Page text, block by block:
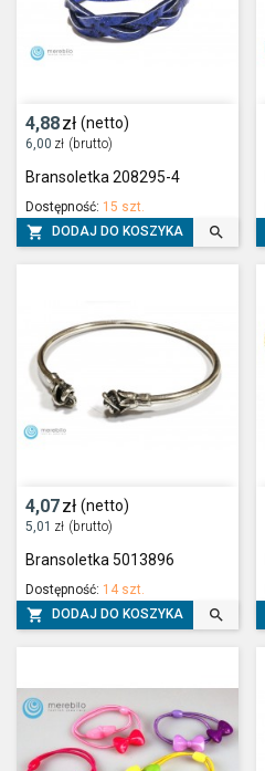
4,88zł (netto)
6,00 zł (brutto)
Bransoletka 208295-4
Dostępność: 15 szt.
 DODAJ DO KOSZYKA 
4,07zł (netto)
5,01 zł (brutto)
Bransoletka 5013896
Dostępność: 14 szt.
 DODAJ DO KOSZYKA 